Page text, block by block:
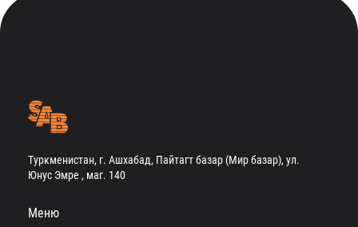
Туркменистан, г. Ашхабад, Пайтагт базар (Мир базар), ул.
Юнус Эмре , маг. 140
Меню